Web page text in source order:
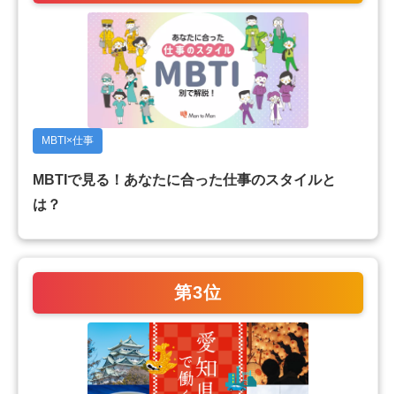
MBTI×仕事
MBTIで見る！あなたに合った仕事のスタイルと
は？
第3位